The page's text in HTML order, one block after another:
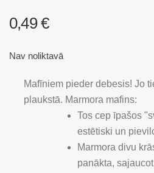
0,49€
Nav noliktavā
Mafīniem pieder debesis! Jo
plaukstā. Marmora mafins:
Tos cep īpašos
estētiski un
Marmora divu
panākta,